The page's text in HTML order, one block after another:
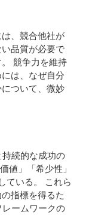
、競合他社が
品質が必要で
競争力を維持
は、なぜ自分
ついて、微妙
持続的な成功の
値」「希少性」
ている。 これら
指標を得るた
レームワークの